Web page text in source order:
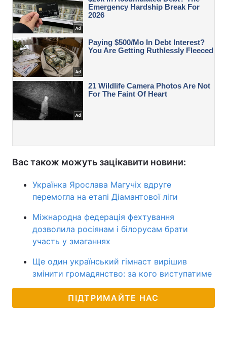
Вас також можуть зацікавити новини:
Українка Ярослава Магучіх вдруге
перемогла на етапі Діамантової ліги
Міжнародна федерація фехтування
дозволила росіянам і білорусам брати
участь у змаганнях
Ще один український гімнаст вирішив
змінити громадянство: за кого виступатиме
ПІДТРИМАЙТЕ НАС